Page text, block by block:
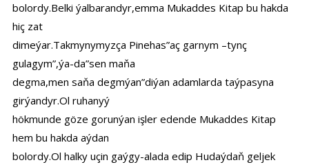
bolordy.Belki ýalbarandyr,emma Mukaddes Kitap bu hakda
hiç zat
dimeýar.Takmynymyzça Pinehas”aç garnym –tynç
gulagym”,ýa-da”sen maňa
degma,men saňa degmýan”diýan adamlarda taýpasyna
girýandyr.Ol ruhanyý
hökmunde göze gorunýan işler edende Mukaddes Kitap
hem bu hakda aýdan
bolordy.Ol halky uçin gaýgy-alada edip Hudaýdaň geljek